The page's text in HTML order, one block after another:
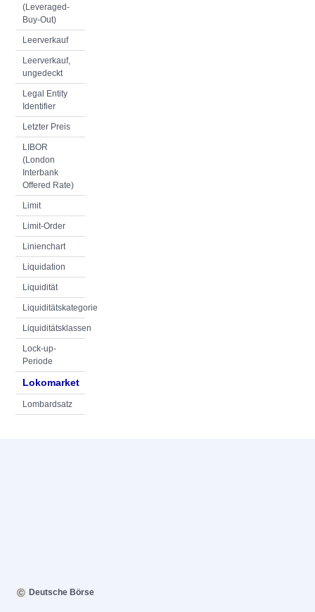
(Leveraged-
Buy-Out)
Leerverkauf
Leerverkauf,
ungedeckt
Legal Entity
Identifier
Letzter Preis
LIBOR
(London
Interbank
Offered Rate)
Limit
Limit-Order
Linienchart
Liquidation
Liquidität
Liquiditätskategorie
Liquiditätsklassen
Lock-up-
Periode
Lokomarket
Lombardsatz
Deutsche Börse